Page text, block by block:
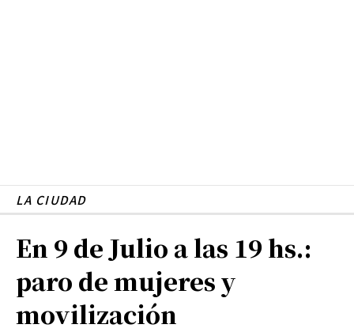
LA CIUDAD
En 9 de Julio a las 19 hs.:
paro de mujeres y
movilización